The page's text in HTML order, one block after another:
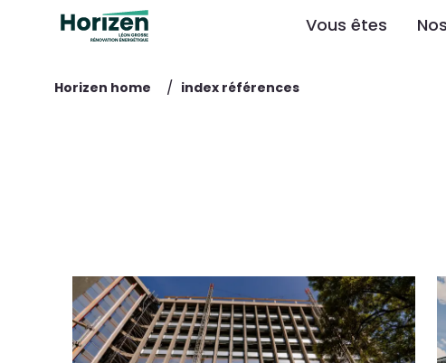
Vous êtes
Horizen home / index références